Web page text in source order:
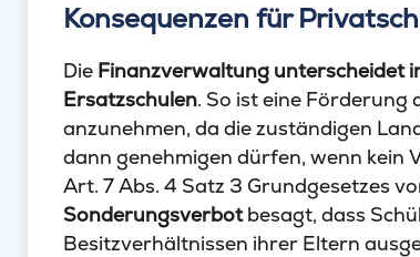
Konsequenzen für
Die Finanzverwaltung unterscheidet
Ersatzschulen. So ist eine Förderung
anzunehmen, da die zuständigen
dann genehmigen dürfen, wenn kein
Art. 7 Abs. 4 Satz 3 Grundgesetzes
Sonderungsverbotbesagt, dass
Besitzverhältnissen ihrer Eltern